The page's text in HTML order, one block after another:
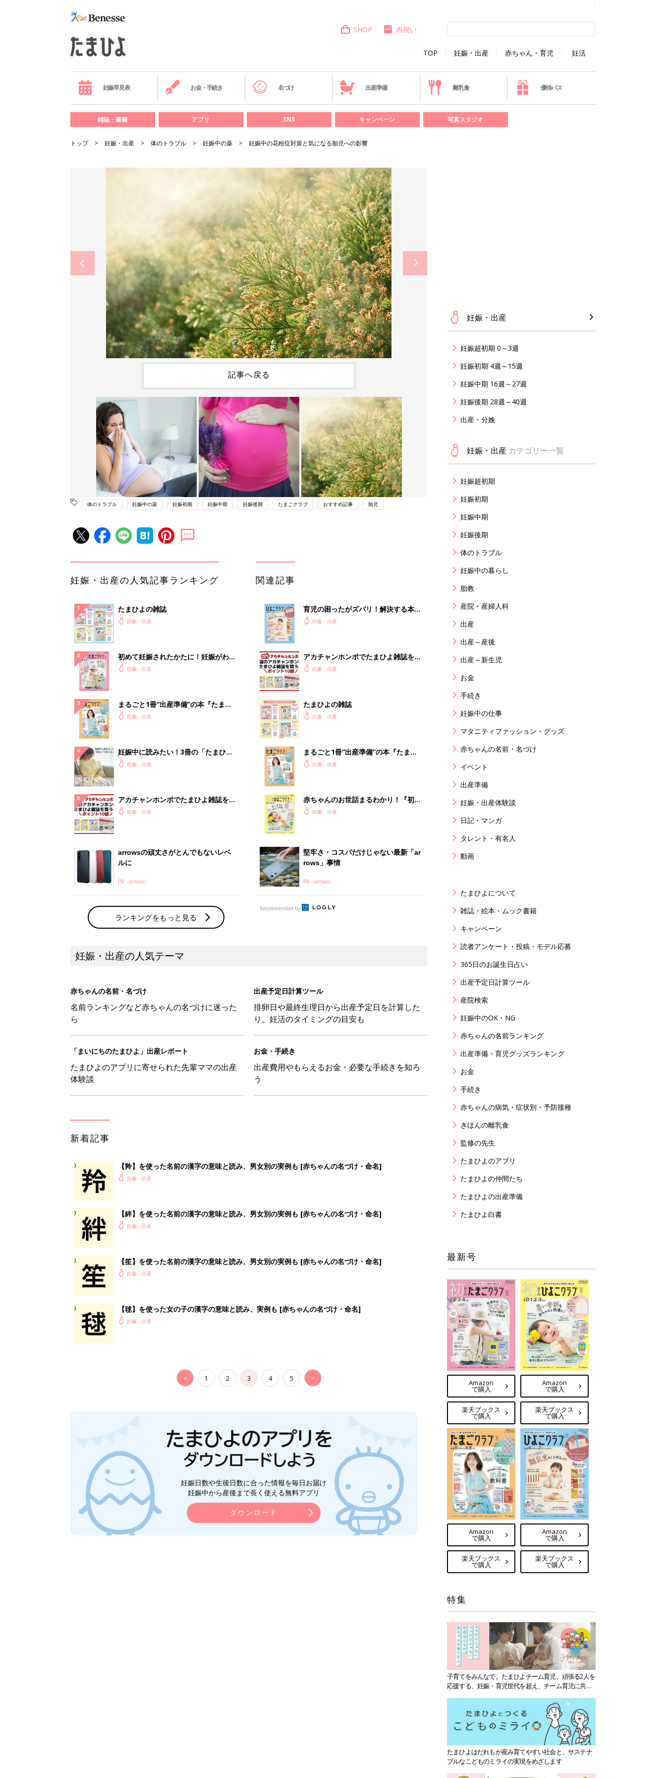
TOP 妊娠・出産 赤ちゃん・育児 妊活
SHOP 内祝い
妊娠早見表 お金・手続き 名づけ 出産準備 離乳食 優待パス
雑誌・書籍 アプリ SNS キャンペーン 写真スタジオ
トップ 妊娠・出産 体のトラブル 妊娠中の薬 妊娠中の花粉症対策と気になる胎児への影響
記事へ戻る
体のトラブル 妊娠中の薬 妊娠初期 妊娠中期 妊娠後期 たまごクラブ おすすめ記事 胎児
妊娠・出産の人気記事ランキング
たまひよの雑誌
妊娠・出産
初めて妊娠されたかたに！妊娠がわか
ったら最初に読む本『初めてのたまご
妊娠・出産
まるごと1冊“出産準備”の本『たまご
クラブ 夏号』〈スペシャル大特集〉
妊娠・出産
妊娠中に読みたい！3冊の「たまひ
よ」妊娠・出産
アカチャンホンポでたまひよ雑誌を買
うとポイント10倍【期間限定】
妊娠・出産
arrowsの頑丈さがとんでもないレベ
ルに
PR（arrows）
ランキングをもっと見る
関連記事
育児の困ったがズバリ！解決する本
『ひよこクラブ 秋号』 4カ月～2才
妊娠・出産
アカチャンホンポでたまひよ雑誌を買
うとポイント10倍【期間限定】
妊娠・出産
たまひよの雑誌
妊娠・出産
まるごと1冊“出産準備”の本『たまご
クラブ 夏号』〈スペシャル大特集〉
妊娠・出産
赤ちゃんのお世話まるわかり！『初め
てのひよこクラブ 夏号』〈巻頭大特
妊娠・出産
堅牢さ・コスパだけじゃない最新「ar
rows」事情
PR（arrows）
Recommended by
妊娠・出産の人気テーマ
赤ちゃんの名前・名づけ
名前ランキングなど赤ちゃんの名づけに迷った
ら
出産予定日計算ツール
排卵日や最終生理日から出産予定日を計算した
り、妊活のタイミングの目安も
「まいにちのたまひよ」出産レポート
たまひよのアプリに寄せられた先輩ママの出産
体験談
お金・手続き
出産費用やもらえるお金・必要な手続きを知ろ
う
新着記事
【羚】を使った名前の漢字の意味と読み、男女別の実例も [赤ちゃんの名づけ・命名]
妊娠・出産
【絆】を使った名前の漢字の意味と読み、男女別の実例も [赤ちゃんの名づけ・命名]
妊娠・出産
【笙】を使った名前の漢字の意味と読み、男女別の実例も [赤ちゃんの名づけ・命名]
妊娠・出産
【毬】を使った女の子の漢字の意味と読み、実例も [赤ちゃんの名づけ・命名]
妊娠・出産
< 1 2 3 4 5 >
妊娠日数や生後日数に合った情報を毎日お届け
妊娠中から産後まで長く使える無料アプリ
ダウンロード
妊娠・出産
妊娠超初期 0～3週
妊娠初期 4週～15週
妊娠中期 16週～27週
妊娠後期 28週～40週
出産・分娩
妊娠・出産 カテゴリー一覧
妊娠超初期
妊娠初期
妊娠中期
妊娠後期
体のトラブル
妊娠中の暮らし
胎教
産院・産婦人科
出産
出産～産後
出産～新生児
お金
手続き
妊娠中の仕事
マタニティファッション・グッズ
赤ちゃんの名前・名づけ
イベント
出産準備
妊娠・出産体験談
日記・マンガ
タレント・有名人
動画
たまひよについて
雑誌・絵本・ムック書籍
キャンペーン
読者アンケート・投稿・モデル応募
365日のお誕生日占い
出産予定日計算ツール
産院検索
妊娠中のOK・NG
赤ちゃんの名前ランキング
出産準備・育児グッズランキング
お金
手続き
赤ちゃんの病気・症状別・予防接種
きほんの離乳食
監修の先生
たまひよのアプリ
たまひよの仲間たち
たまひよの出産準備
たまひよ白書
最新号
Amazon
で購入
楽天ブックス
で購入
Amazon
で購入
楽天ブックス
で購入
Amazon
で購入
楽天ブックス
で購入
Amazon
で購入
楽天ブックス
で購入
特集
子育てをみんなで。たまひよチーム育児。頑張る2人を
応援する、妊娠・育児世代を超え、チーム育児に共感
たまひよはだれもが産み育てやすい社会と、サステナ
ブルなこどものミライの実現をめざします